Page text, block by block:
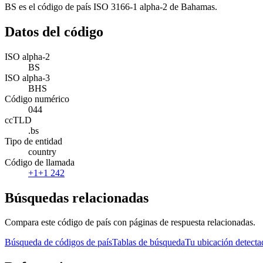
BS es el código de país ISO 3166-1 alpha-2 de Bahamas.
Datos del código
ISO alpha-2
BS
ISO alpha-3
BHS
Código numérico
044
ccTLD
.bs
Tipo de entidad
country
Código de llamada
+1+1 242
Búsquedas relacionadas
Compara este código de país con páginas de respuesta relacionadas.
Búsqueda de códigos de paísTablas de búsquedaTu ubicación